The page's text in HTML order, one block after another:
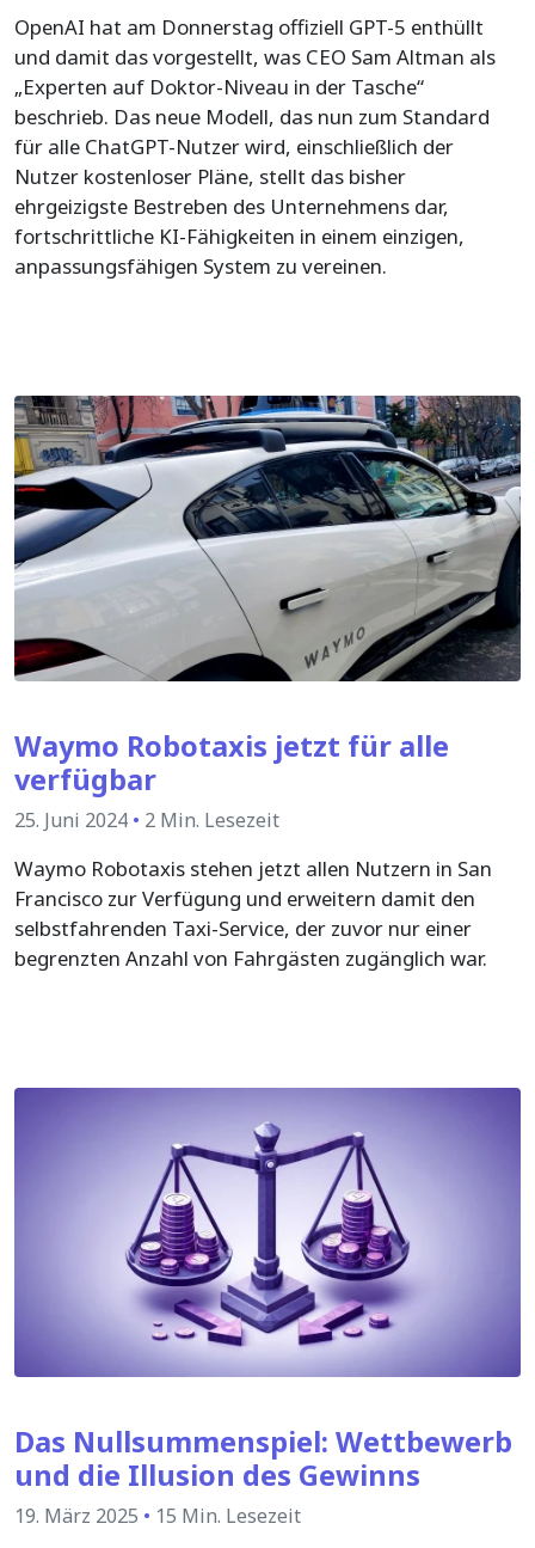
OpenAI hat am Donnerstag offiziell GPT-5 enthüllt
und damit das vorgestellt, was CEO Sam Altman als
„Experten auf Doktor-Niveau in der Tasche“
beschrieb. Das neue Modell, das nun zum Standard
für alle ChatGPT-Nutzer wird, einschließlich der
Nutzer kostenloser Pläne, stellt das bisher
ehrgeizigste Bestreben des Unternehmens dar,
fortschrittliche KI-Fähigkeiten in einem einzigen,
anpassungsfähigen System zu vereinen.
Waymo Robotaxis jetzt für alle
verfügbar
25. Juni 2024 • 2 Min. Lesezeit
Waymo Robotaxis stehen jetzt allen Nutzern in San
Francisco zur Verfügung und erweitern damit den
selbstfahrenden Taxi-Service, der zuvor nur einer
begrenzten Anzahl von Fahrgästen zugänglich war.
Das Nullsummenspiel: Wettbewerb
und die Illusion des Gewinns
19. März 2025 • 15 Min. Lesezeit